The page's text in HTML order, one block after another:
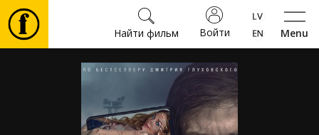
Menu
Войти
Найти фильм
Фильмы